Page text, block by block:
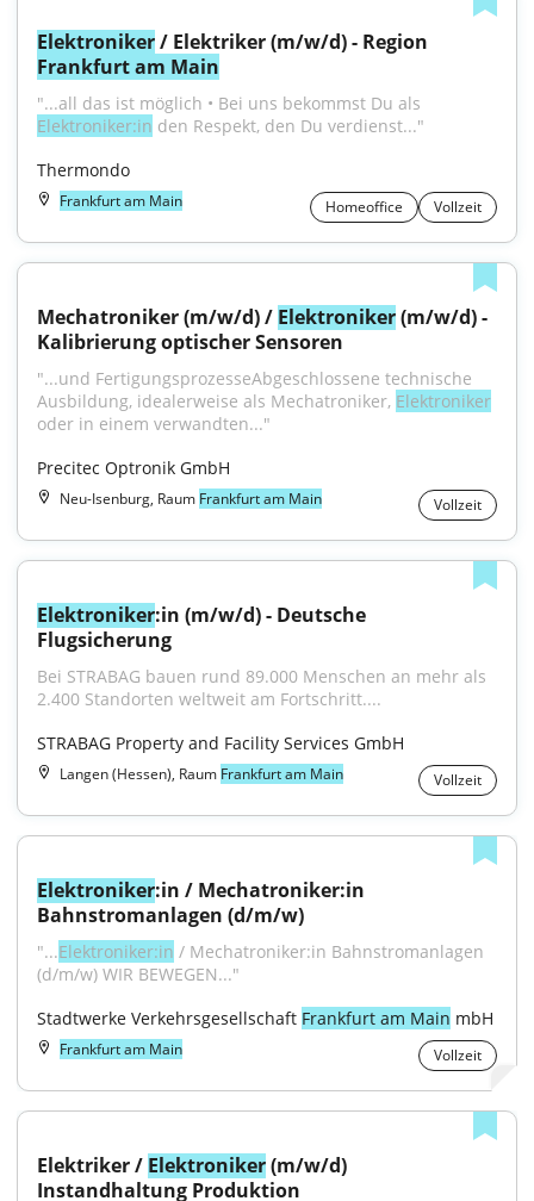
Elektroniker
Frankfurt am Main
Elektroniker:in den Respekt, den Du verdienst..."
Thermondo
Frankfurt am Main Homeoffice Vollzeit
Mechatroniker (m/w/d) / Elektroniker (m/w/d) -
Kalibrierung optischer Sensoren
"...und FertigungsprozesseAbgeschlossene technische
Ausbildung, idealerweise als Mechatroniker, Elektroniker
oder in einem verwandten..."
Precitec Optronik GmbH
Neu-Isenburg, Raum Frankfurt am Main Vollzeit
Elektroniker:in (m/w/d) - Deutsche
Flugsicherung
Bei STRABAG bauen rund 89.000 Menschen an mehr als
2.400 Standorten weltweit am Fortschritt....
STRABAG Property and Facility Services GmbH
Langen (Hessen), Raum Frankfurt am Main Vollzeit
Elektroniker:in / Mechatroniker:in
Bahnstromanlagen (d/m/w)
"...Elektroniker:in / Mechatroniker:in Bahnstromanlagen
(d/m/w) WIR BEWEGEN..."
Stadtwerke Verkehrsgesellschaft Frankfurt am Main mbH
Frankfurt am Main Vollzeit
Elektriker / Elektroniker (m/w/d)
Instandhaltung Produktion